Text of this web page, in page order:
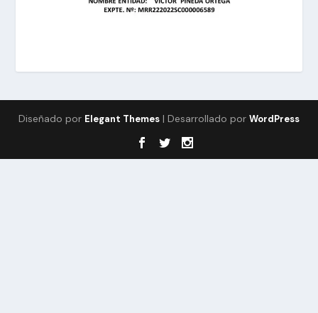
Diseñado por Elegant Themes | Desarrollado por WordPress